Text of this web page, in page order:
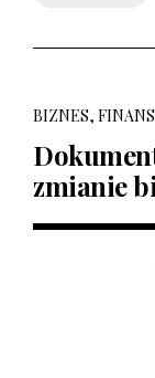
BIZNES,
zmianie